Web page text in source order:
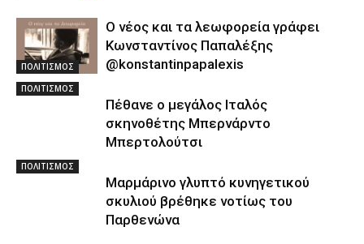
ΠΟΛΙΤΙΣΜΟΣ
Ο νέος και τα λεωφορεία γράφει
Κωνσταντίνος Παπαλέξης
@konstantinpapalexis
ΠΟΛΙΤΙΣΜΟΣ
Πέθανε ο μεγάλος Ιταλός
σκηνοθέτης Μπερνάρντο
Μπερτολούτσι
ΠΟΛΙΤΙΣΜΟΣ
Μαρμάρινο γλυπτό κυνηγετικού
σκυλιού βρέθηκε νοτίως του
Παρθενώνα